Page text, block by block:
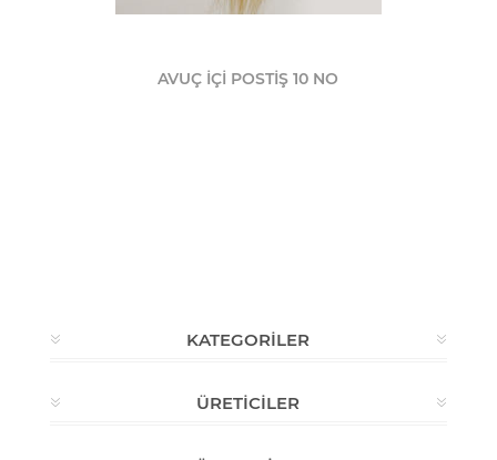
AVUÇ İÇİ POSTİŞ 10 NO
KATEGORILER
ÜRETICILER